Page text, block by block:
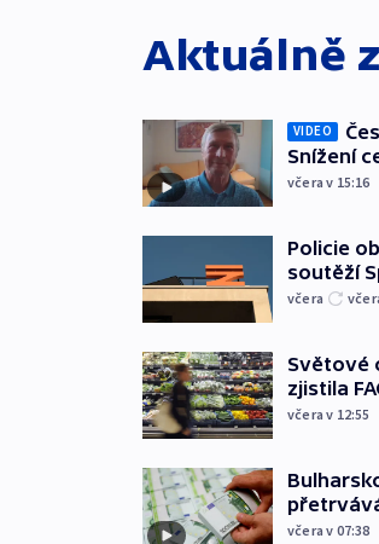
Aktuálně
VIDEO
Snížení
včera v 15:16
Policie
soutěží
včera
Světové
zjistila
včera v 12:55
včera v 07:38